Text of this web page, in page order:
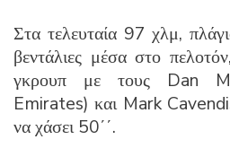
Στα τελευταία 97 χλμ,
βεντάλιες μέσα στο
γκρουπ με τους Dan
Emirates) και Mark
να χάσει 50΄΄.